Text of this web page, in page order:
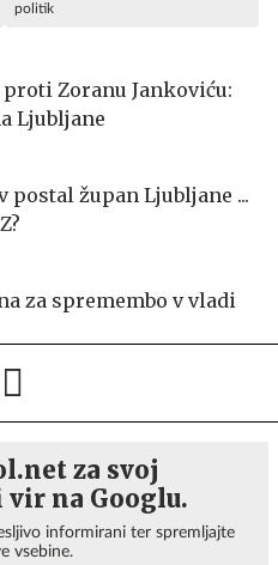
politik
Zoranu Jankoviću:
Ljubljane
postal župan Ljubljane ...
za spremembo v vladi
za svoj
na Googlu.
informirani ter spremljajte
vsebine.